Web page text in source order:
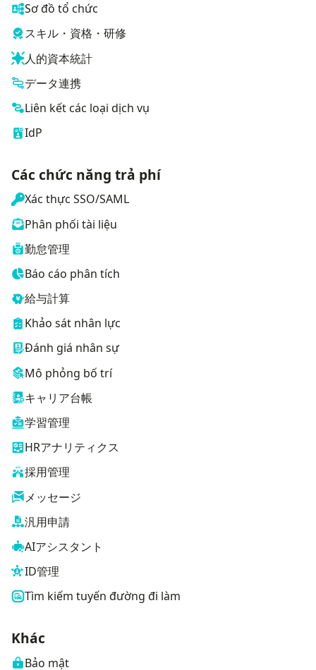
Sơ đồ tổ chức
スキル・資格・研修
人的資本統計
データ連携
Liên kết các loại dịch vụ
IdP
Các chức năng trả phí
Xác thực SSO/SAML
Phân phối tài liệu
勤怠管理
Báo cáo phân tích
給与計算
Khảo sát nhân lực
Đánh giá nhân sự
Mô phỏng bố trí
キャリア台帳
学習管理
HRアナリティクス
採用管理
メッセージ
汎用申請
AIアシスタント
ID管理
Tìm kiếm tuyến đường đi làm
Khác
Bảo mật